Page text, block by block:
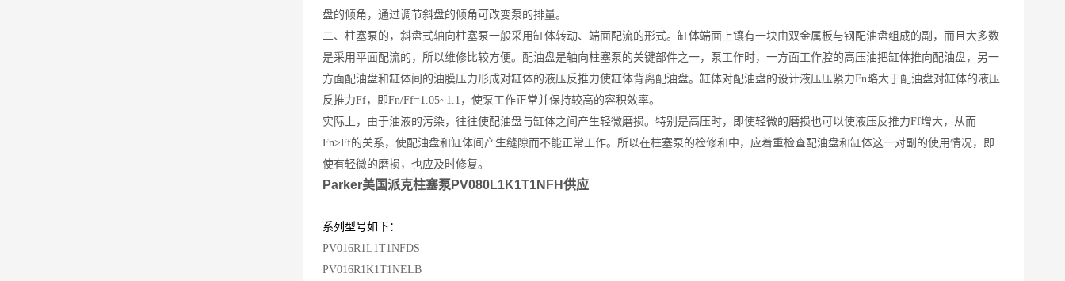
盘的倾角，通过调节斜盘的倾角可改变泵的排量。
二、柱塞泵的，斜盘式轴向柱塞泵一般采用缸体转动、端面配流的形式。缸体端面上镶有一块由双金属板与钢配油盘组成的副，而且大多数
是采用平面配流的，所以维修比较方便。配油盘是轴向柱塞泵的关键部件之一，泵工作时，一方面工作腔的高压油把缸体推向配油盘，另一
方面配油盘和缸体间的油膜压力形成对缸体的液压反推力使缸体背离配油盘。缸体对配油盘的设计液压压紧力Fn略大于配油盘对缸体的液压
反推力Ff，即Fn/Ff=1.05~1.1，使泵工作正常并保持较高的容积效率。
实际上，由于油液的污染，往往使配油盘与缸体之间产生轻微磨损。特别是高压时，即使轻微的磨损也可以使液压反推力Ff增大，从而
Fn>Ff的关系，使配油盘和缸体间产生缝隙而不能正常工作。所以在柱塞泵的检修和中，应着重检查配油盘和缸体这一对副的使用情况，即
使有轻微的磨损，也应及时修复。
Parker美国派克柱塞泵PV080L1K1T1NFH供应
系列型号如下：
PV016R1L1T1NFDS
PV016R1K1T1NELB